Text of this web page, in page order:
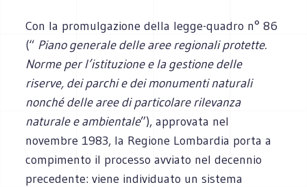
Con la promulgazione della legge-quadro n° 86
(“ Piano generale delle aree regionali protette.
Norme per l’istituzione e la gestione delle
riserve, dei parchi e dei monumenti naturali
nonché delle aree di particolare rilevanza
naturale e ambientale”), approvata nel
novembre 1983, la Regione Lombardia porta a
compimento il processo avviato nel decennio
precedente: viene individuato un sistema